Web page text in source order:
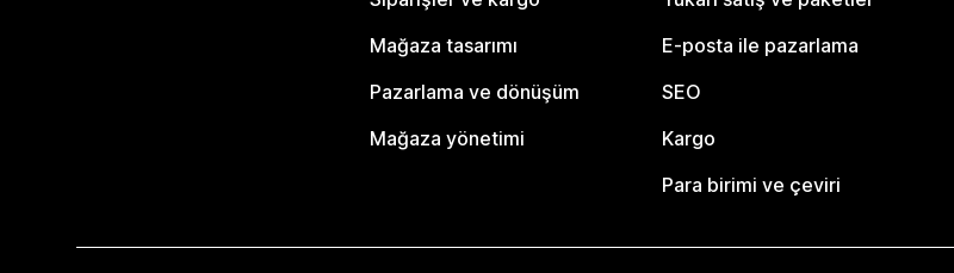
Mağaza tasarımı
Pazarlama ve dönüşüm
Mağaza yönetimi
E-posta ile pazarlama
SEO
Kargo
Para birimi ve çeviri